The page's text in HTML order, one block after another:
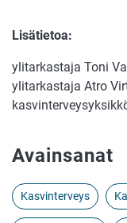
Lisätietoa:
ylitarkastaja Toni
ylitarkastaja Atro
Avainsanat
Kasvinterveys